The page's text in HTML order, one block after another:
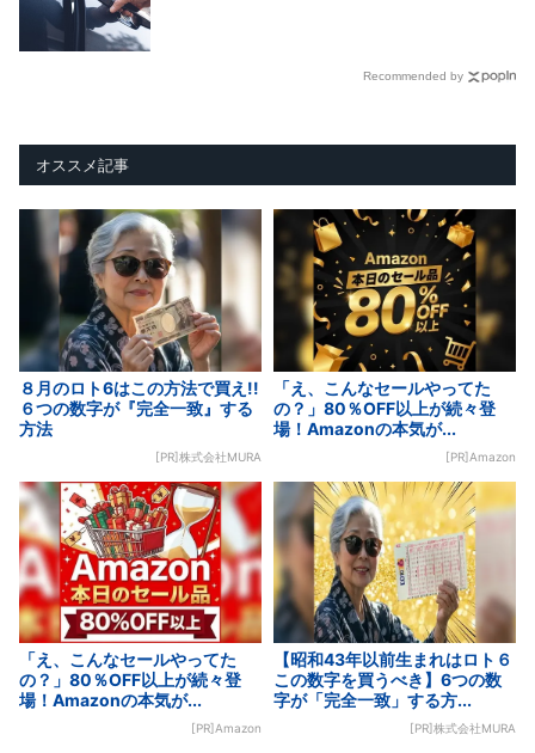
Recommended by
オススメ記事
８月のロト6はこの方法で買え!!
６つの数字が『完全一致』する
方法
[PR]株式会社MURA
「え、こんなセールやってた
の？」80％OFF以上が続々登
場！Amazonの本気が...
[PR]Amazon
「え、こんなセールやってた
の？」80％OFF以上が続々登
場！Amazonの本気が...
[PR]Amazon
【昭和43年以前生まれはロト６
この数字を買うべき】6つの数
字が「完全一致」する方...
[PR]株式会社MURA